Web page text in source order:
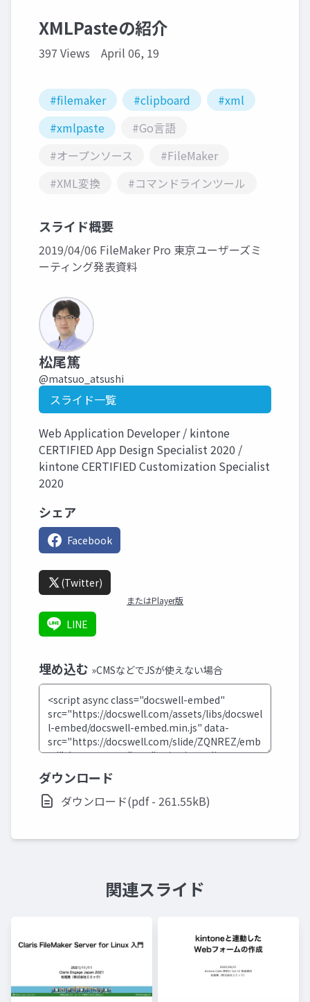
XMLPasteの紹介
397 Views April 06, 19
#filemaker #clipboard
#xml
#xmlpaste
#Go言語
#オープンソース
#FileMaker
#XML変換
#コマンドラインツール
スライド概要
2019/04/06 FileMaker Pro 東京ユーザーズミ
ーティング発表資料
松尾篤
@matsuo_atsushi
スライド一覧
Web Application Developer / kintone
CERTIFIED App Design Specialist 2020 /
kintone CERTIFIED Customization Specialist
2020
シェア
Facebook
(Twitter)
またはPlayer版
LINE
埋め込む »CMSなどでJSが使えない場合
ダウンロード
ダウンロード(pdf - 261.55kB)
関連スライド